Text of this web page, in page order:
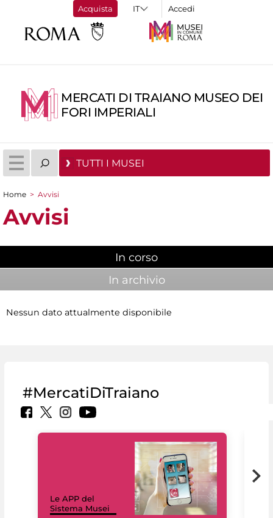
Acquista Accedi
MERCATI DI TRAIANO MUSEO DEI
FORI IMPERIALI
TUTTI I MUSEI
Tu sei qui
Home > Avvisi
Avvisi
In corso
In archivio
Nessun dato attualmente disponibile
#MercatiDiTraiano
Le APP del
Sistema Musei